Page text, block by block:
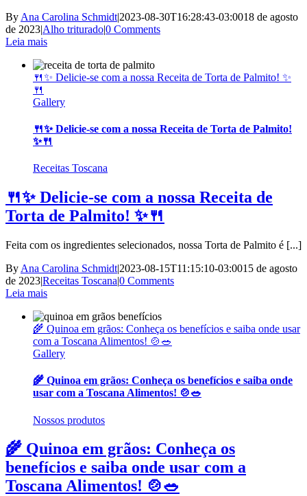
By Ana Carolina Schmidt|2023-08-30T16:28:43-03:0018 de agosto
de 2023|Alho triturado|0 Comments
Leia mais
🍴✨ Delicie-se com a nossa Receita de Torta de Palmito! ✨
🍴
Gallery
🍴✨ Delicie-se com a nossa Receita de Torta de Palmito!
✨🍴
Receitas Toscana
🍴✨ Delicie-se com a nossa Receita de
Torta de Palmito! ✨🍴
Feita com os ingredientes selecionados, nossa Torta de Palmito é [...]
By Ana Carolina Schmidt|2023-08-15T11:15:10-03:0015 de agosto
de 2023|Receitas Toscana|0 Comments
Leia mais
🌾 Quinoa em grãos: Conheça os benefícios e saiba onde usar
com a Toscana Alimentos! 🍲🥗
Gallery
🌾 Quinoa em grãos: Conheça os benefícios e saiba onde
usar com a Toscana Alimentos! 🍲🥗
Nossos produtos
🌾 Quinoa em grãos: Conheça os
benefícios e saiba onde usar com a
Toscana Alimentos! 🍲🥗